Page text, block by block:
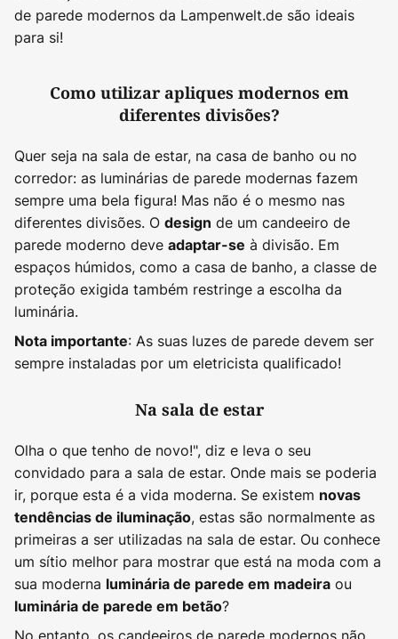
de parede modernos da Lampenwelt.de são ideais
para si!
Como utilizar apliques modernos em
diferentes divisões?
Quer seja na sala de estar, na casa de banho ou no
corredor: as luminárias de parede modernas fazem
sempre uma bela figura! Mas não é o mesmo nas
diferentes divisões. O design de um candeeiro de
parede moderno deve adaptar-se à divisão. Em
espaços húmidos, como a casa de banho, a classe de
proteção exigida também restringe a escolha da
luminária.
Nota importante: As suas luzes de parede devem ser
sempre instaladas por um eletricista qualificado!
Na sala de estar
Olha o que tenho de novo!", diz e leva o seu
convidado para a sala de estar. Onde mais se poderia
ir, porque esta é a vida moderna. Se existem novas
tendências de iluminação, estas são normalmente as
primeiras a ser utilizadas na sala de estar. Ou conhece
um sítio melhor para mostrar que está na moda com a
sua moderna luminária de parede em madeira ou
luminária de parede em betão?